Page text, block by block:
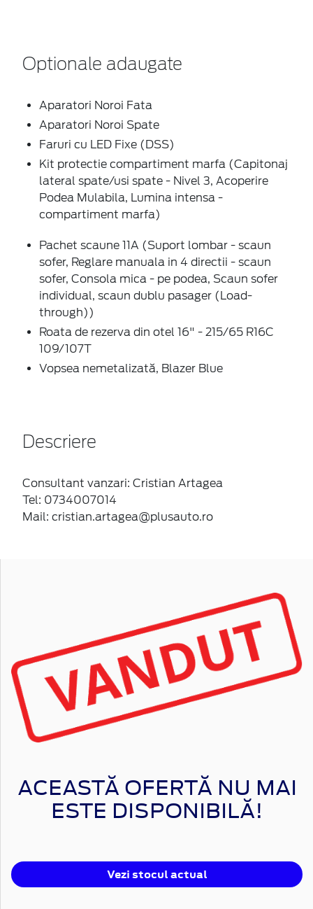
Optionale adaugate
Aparatori Noroi Fata
Aparatori Noroi Spate
Faruri cu LED Fixe (DSS)
Kit protectie compartiment marfa (Capitonaj
lateral spate/usi spate - Nivel 3, Acoperire
Podea Mulabila, Lumina intensa -
compartiment marfa)
Pachet scaune 11A (Suport lombar - scaun
sofer, Reglare manuala in 4 directii - scaun
sofer, Consola mica - pe podea, Scaun sofer
individual, scaun dublu pasager (Load-
through))
Roata de rezerva din otel 16" - 215/65 R16C
109/107T
Vopsea nemetalizată, Blazer Blue
Descriere
Consultant vanzari: Cristian Artagea
Tel: 0734007014
Mail: cristian.artagea@plusauto.ro
ACEASTĂ OFERTĂ NU MAI
ESTE DISPONIBILĂ!
Vezi stocul actual